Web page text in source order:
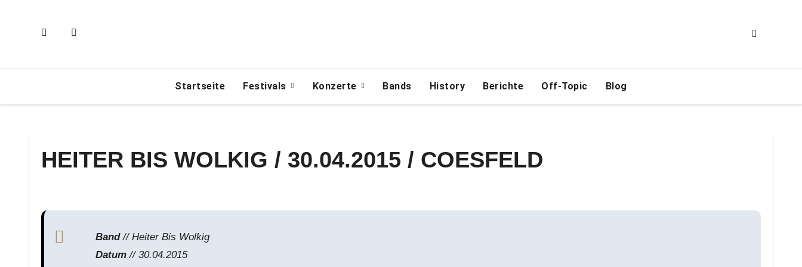
Startseite Festivals Konzerte Bands History Berichte Off-Topic Blog
HEITER BIS WOLKIG / 30.04.2015 / COESFELD
Band// Heiter Bis Wolkig
Datum // 30.04.2015